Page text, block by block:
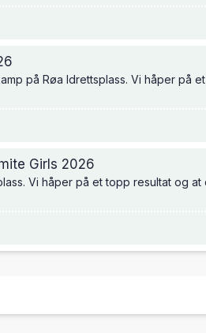
på Røa Idrettsplass. Vi håper
Girls 2026
Vi håper på et topp resultat og